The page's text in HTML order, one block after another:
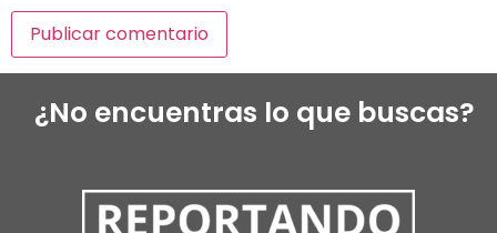
¿No encuentras lo que buscas?